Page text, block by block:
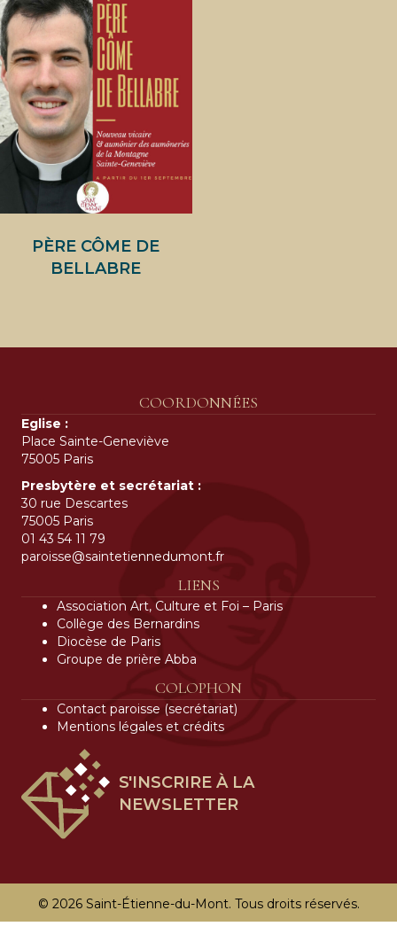
PÈRE CÔME DE
BELLABRE
COORDONNÉES
Eglise :
Place Sainte-Geneviève
75005 Paris
Presbytère et secrétariat :
30 rue Descartes
75005 Paris
01 43 54 11 79
paroisse@saintetiennedumont.fr
LIENS
Association Art, Culture et Foi – Paris
Collège des Bernardins
Diocèse de Paris
Groupe de prière Abba
COLOPHON
Contact paroisse (secrétariat)
Mentions légales et crédits
S'INSCRIRE À LA
NEWSLETTER
© 2026 Saint-Étienne-du-Mont. Tous droits réservés.